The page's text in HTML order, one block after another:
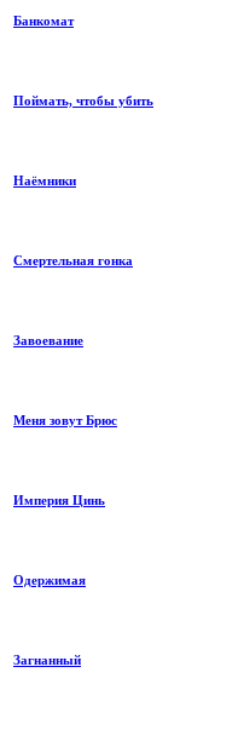
Банкомат
Поймать, чтобы убить
Наёмники
Смертельная гонка
Завоевание
Меня зовут Брюс
Империя Цинь
Одержимая
Загнанный